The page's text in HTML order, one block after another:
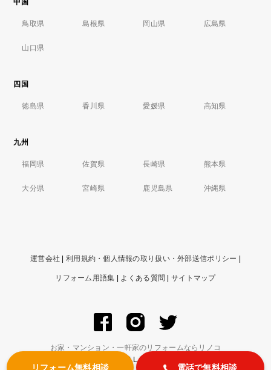
リフォーム無料相談 電話で無料相談
中国
鳥取県 島根県 岡山県 広島県
山口県
四国
徳島県 香川県 愛媛県 高知県
九州
福岡県 佐賀県 長崎県 熊本県
大分県 宮崎県 鹿児島県 沖縄県
運営会社 利用規約・個人情報の取り扱い・外部送信ポリシー
リフォーム用語集 よくある質問 サイトマップ
お家・マンション・一軒家のリフォームならリノコ
© ZIGExN Co., Ltd. ALL RIGHTS RESERVED.